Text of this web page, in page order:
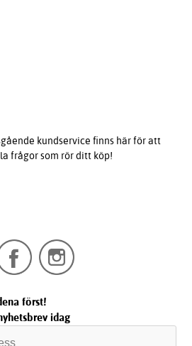
kundservice finns här för att
frågor som rör ditt köp!
först!
idag